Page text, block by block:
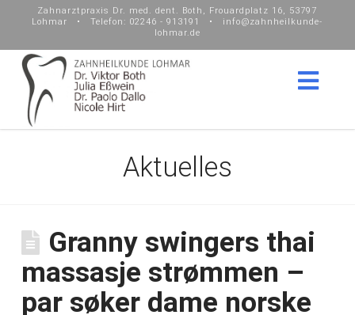
Zahnarztpraxis Dr. med. dent. Both, Frouardplatz 16, 53797
Lohmar • Telefon: 02246 - 913191 • info@zahnheilkunde-
lohmar.de
Aktuelles
Granny swingers thai
massasje strømmen –
par søker dame norske